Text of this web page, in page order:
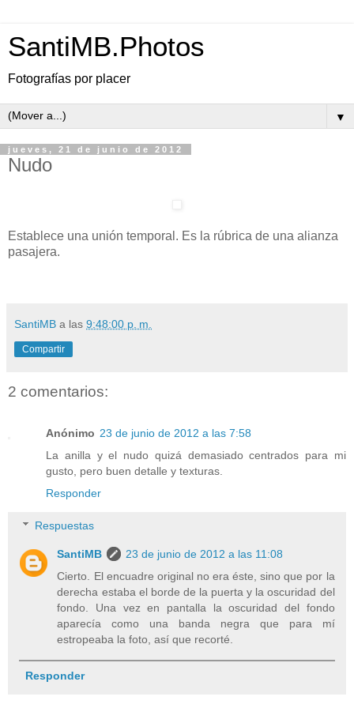
SantiMB.Photos
Fotografías por placer
▼
jueves, 21 de junio de 2012
Nudo
Establece una unión temporal. Es la rúbrica de una alianza
pasajera.
SantiMB a las 9:48:00 p. m.
Compartir
2 comentarios:
Anónimo 23 de junio de 2012 a las 7:58
La anilla y el nudo quizá demasiado centrados para mi
gusto, pero buen detalle y texturas.
Responder
Respuestas
SantiMB
23 de junio de 2012 a las 11:08
Cierto. El encuadre original no era éste, sino que por la
derecha estaba el borde de la puerta y la oscuridad del
fondo. Una vez en pantalla la oscuridad del fondo
aparecía como una banda negra que para mí
estropeaba la foto, así que recorté.
Responder